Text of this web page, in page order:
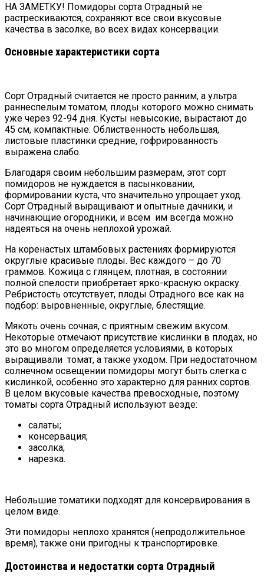
НА ЗАМЕТКУ! Помидоры сорта Отрадный не
растрескиваются, сохраняют все свои вкусовые
качества в засолке, во всех видах консервации.
Основные характеристики сорта
Сорт Отрадный считается не просто ранним, а ультра
раннеспелым томатом, плоды которого можно снимать
уже через 92-94 дня. Кусты невысокие, вырастают до
45 см, компактные. Облиственность небольшая,
листовые пластинки средние, гофрированность
выражена слабо.
Благодаря своим небольшим размерам, этот сорт
помидоров не нуждается в пасынковании,
формировании куста, что значительно упрощает уход.
Сорт Отрадный выращивают и опытные дачники, и
начинающие огородники, и всем им всегда можно
надеяться на очень неплохой урожай.
На коренастых штамбовых растениях формируются
округлые красивые плоды. Вес каждого – до 70
граммов. Кожица с глянцем, плотная, в состоянии
полной спелости приобретает ярко-красную окраску.
Ребристость отсутствует, плоды Отрадного все как на
подбор: выровненные, округлые, блестящие.
Мякоть очень сочная, с приятным свежим вкусом.
Некоторые отмечают присутствие кислинки в плодах, но
это во многом определяется условиями, в которых
выращивали томат, а также уходом. При недостаточном
солнечном освещении помидоры могут быть слегка с
кислинкой, особенно это характерно для ранних сортов.
В целом вкусовые качества превосходные, поэтому
томаты сорта Отрадный используют везде:
салаты;
консервация;
засолка;
нарезка.
Небольшие томатики подходят для консервирования в
целом виде.
Эти помидоры неплохо хранятся (непродолжительное
время), также они пригодны к транспортировке.
Достоинства и недостатки сорта Отрадный